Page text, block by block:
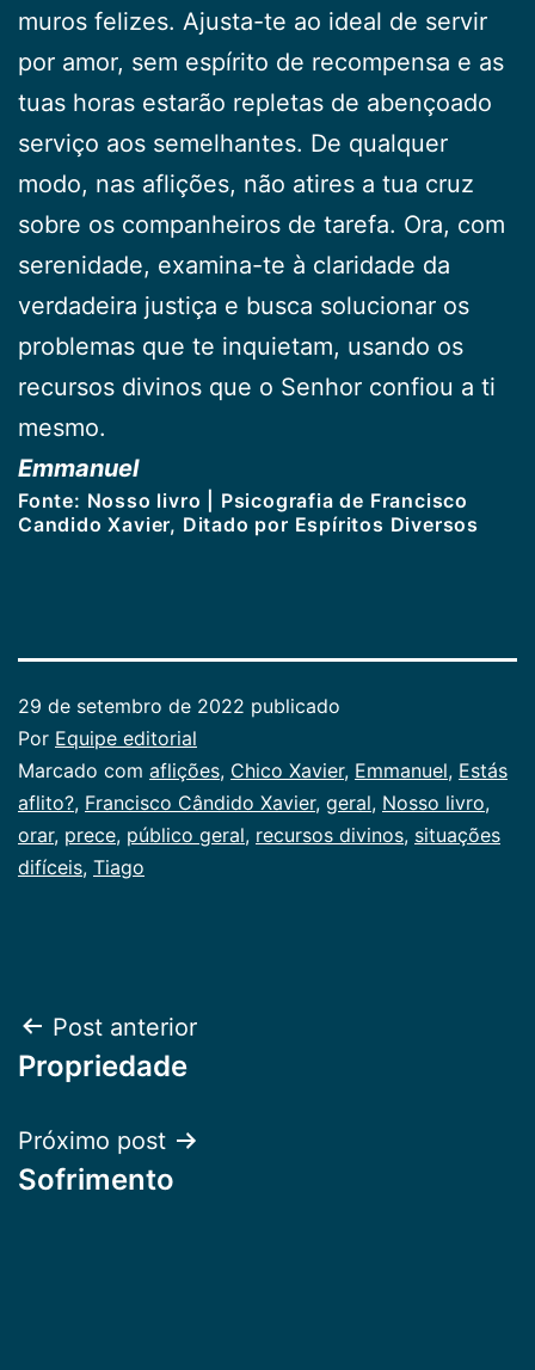
muros felizes. Ajusta-te ao ideal de servir
por amor, sem espírito de recompensa e as
tuas horas estarão repletas de abençoado
serviço aos semelhantes. De qualquer
modo, nas aflições, não atires a tua cruz
sobre os companheiros de tarefa. Ora, com
serenidade, examina-te à claridade da
verdadeira justiça e busca solucionar os
problemas que te inquietam, usando os
recursos divinos que o Senhor confiou a ti
mesmo.
Emmanuel
Fonte: Nosso livro | Psicografia de Francisco
Candido Xavier, Ditado por Espíritos Diversos
29 de setembro de 2022 publicado
Por Equipe editorial
Categorizado
como
Publicogeral
Marcado com aflições, Chico Xavier, Emmanuel, Estás
aflito?, Francisco Cândido Xavier, geral, Nosso livro,
orar, prece, público geral, recursos divinos, situações
difíceis, Tiago
Navegação
de
Post
Post anterior
Propriedade
Próximo post
Sofrimento